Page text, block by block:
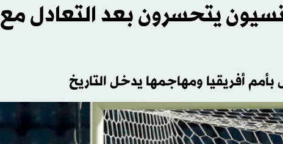
يتحسرون بعد التعادل مع
أفريقيا ومهاجمها يدخل التاريخ